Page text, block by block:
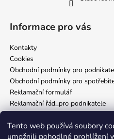
Tento web používá soubory
umožnili pohodlné prohlížení
Informace pro vás
Kontakty
Cookies
Obchodní podmínky pro
Obchodní podmínky pro
Reklamační formulář
Reklamační řád_pro podnikatele
Zásady ochrany osobních údajů